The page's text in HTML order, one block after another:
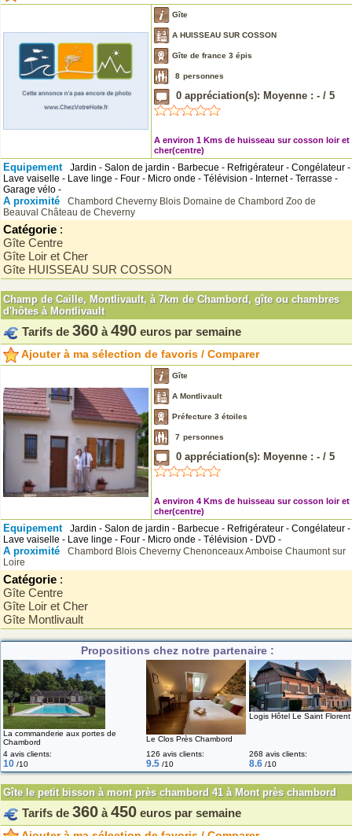
Gîte
A HUISSEAU SUR COSSON
Gîte de france 3 épis
8 personnes
0 appréciation(s): Moyenne : - / 5
A environ 1 Kms de huisseau sur cosson loir et
cher(centre)
Equipement
Jardin - Salon de jardin - Barbecue - Refrigérateur - Congélateur -
Lave vaiselle - Lave linge - Four - Micro onde - Télévision - Internet - Terrasse -
Garage vélo -
A proximité Chambord Cheverny Blois Domaine de Chambord Zoo de
Beauval Château de Cheverny
Catégorie :
Gîte Centre
Gîte Loir et Cher
Gîte HUISSEAU SUR COSSON
Champ de Caille, Montlivault, à 7km de Chambord, gîte ou chambres
d'hôtes à Montlivault
Tarifs de 360 à 490 euros par semaine
Ajouter à ma sélection de favoris / Comparer
Gîte
A Montlivault
Préfecture 3 étoiles
7 personnes
0 appréciation(s): Moyenne : - / 5
A environ 4 Kms de huisseau sur cosson loir et
cher(centre)
Equipement
Jardin - Salon de jardin - Barbecue - Refrigérateur - Congélateur -
Lave vaiselle - Lave linge - Four - Micro onde - Télévision - DVD -
A proximité Chambord Blois Cheverny ChenonceauxAmboise Chaumont sur
Loire
Catégorie :
Gîte Centre
Gîte Loir et Cher
Gîte Montlivault
Propositions chez notre partenaire :
La commanderie aux portes de
Chambord
Le Clos Près Chambord
Logis Hôtel Le Saint Florent
4 avis clients:
10 /10
126 avis clients:
9.5 /10
268 avis clients:
8.6 /10
Gîte le petit bisson à mont près chambord 41 à Mont près chambord
Tarifs de 360 à 450 euros par semaine